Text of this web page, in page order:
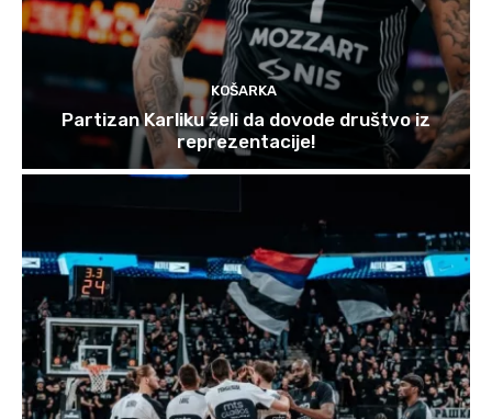
KOŠARKA
Partizan Karliku želi da dovode društvo iz
reprezentacije!